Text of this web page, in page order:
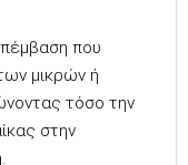
που
μικρών ή
τόσο την
στην